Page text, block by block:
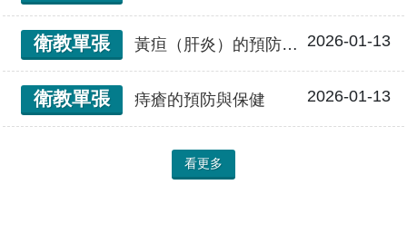
衛教單張 黃疸（肝炎）的預防與保健 2026-01-13
衛教單張 痔瘡的預防與保健 2026-01-13
看更多